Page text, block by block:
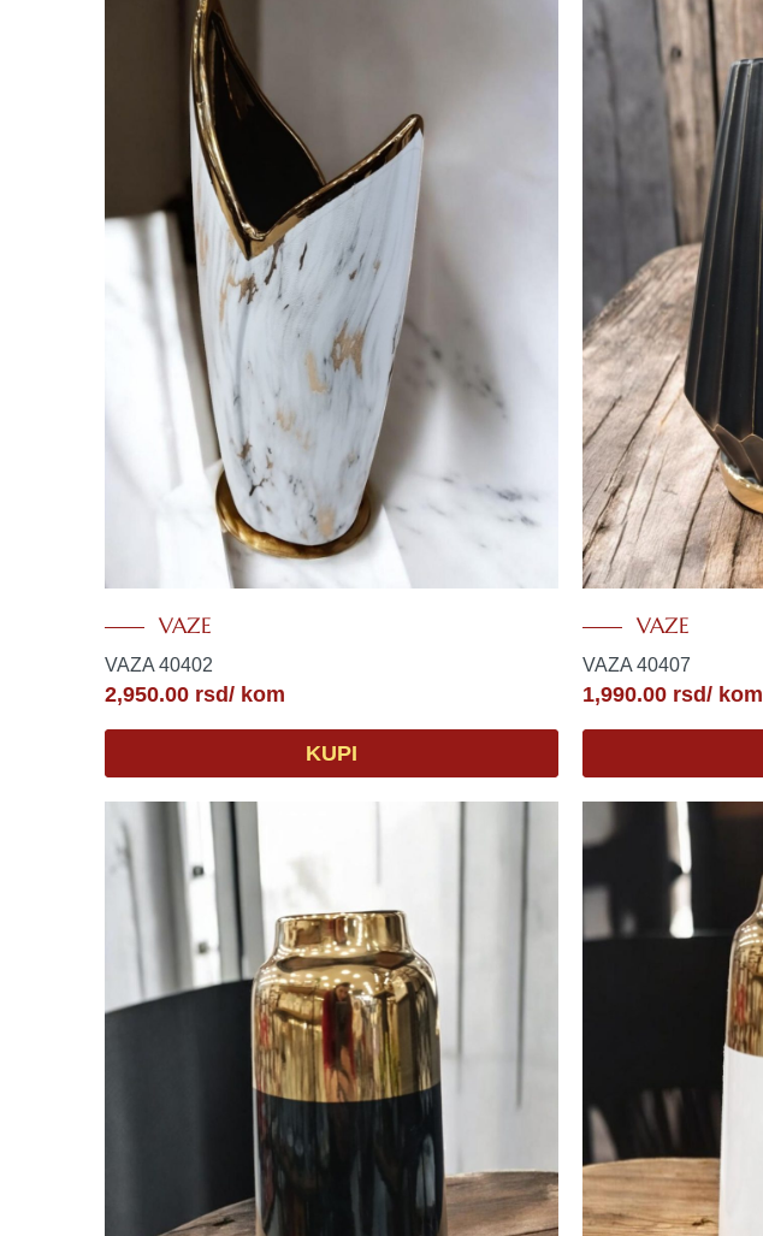
VAZE
VAZA 40402
2,950.00 rsd/ kom
KUPI
VAZE
VAZA 40407
1,990.00rsd/ kom